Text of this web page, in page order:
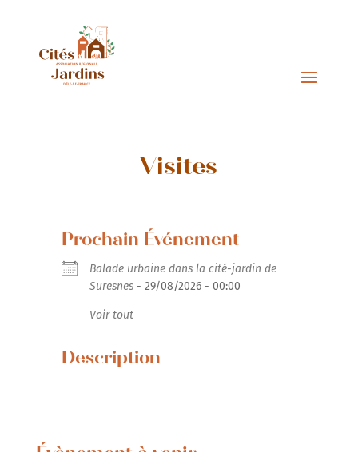
Visites
Prochain Événement
Balade urbaine dans la cité-jardin de
Suresnes- 29/08/2026 - 00:00
Voir tout
Description